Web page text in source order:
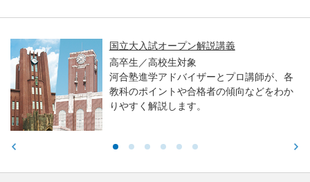
国立大入試オープン解説講義
高卒生／高校生対象
河合塾進学アドバイザーとプロ講師が、各
教科のポイントや合格者の傾向などをわか
りやすく解説します。